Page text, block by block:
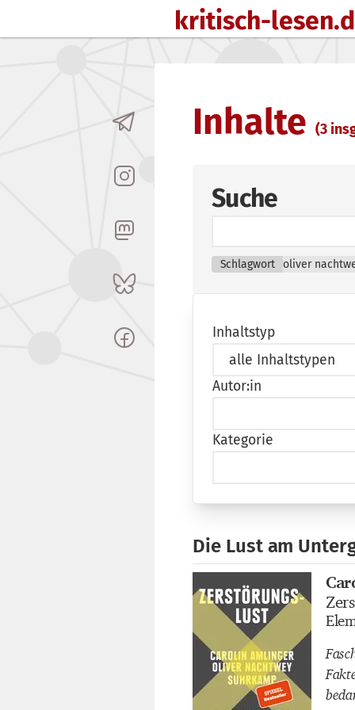
kritisch-
Inhalte (3
Suche
Schlagwort oliver
Inhaltstyp
Autor:in
Kategorie
Die Lust am